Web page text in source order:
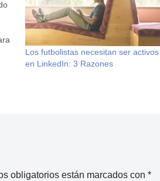
Los futbolistas necesitan ser activos
en LinkedIn: 3 Razones
obligatorios están marcados con *